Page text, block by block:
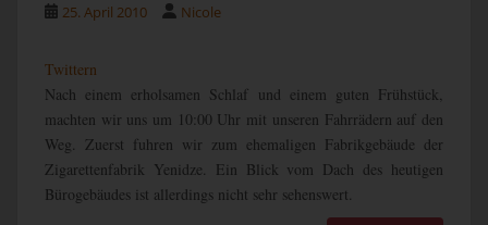
25. April 2010 Nicole
Twittern
Nach einem erholsamen Schlaf und einem guten Frühstück,
machten wir uns um 10:00 Uhr mit unseren Fahrrädern auf den
Weg. Zuerst fuhren wir zum ehemaligen Fabrikgebäude der
Zigarettenfabrik Yenidze. Ein Blick vom Dach des heutigen
Bürogebäudes ist allerdings nicht sehr sehenswert.